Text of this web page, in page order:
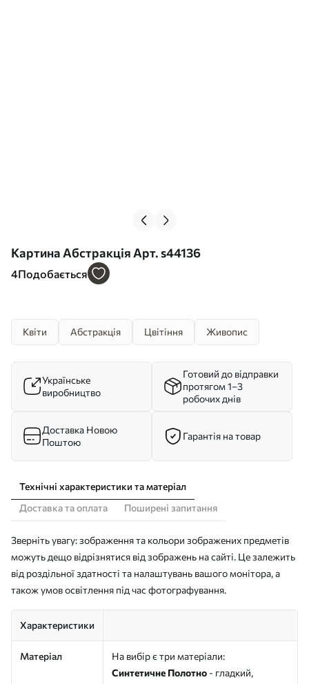
Картина Абстракція Арт. s44136
4Подобається
Квіти Абстракція Цвітіння Живопис
Українське
виробництво
Готовий до відправки
протягом 1–3
робочих днів
Доставка Новою
Поштою
Гарантія на товар
Технічні характеристики та матеріал
Доставка та оплата
Поширені запитання
Зверніть увагу: зображення та кольори зображених предметів
можуть дещо відрізнятися від зображень на сайті. Це залежить
від роздільної здатності та налаштувань вашого монітора, а
також умов освітлення під час фотографування.
Характеристики
Матеріал
На вибір є три матеріали:
Синтетичне Полотно - гладкий,